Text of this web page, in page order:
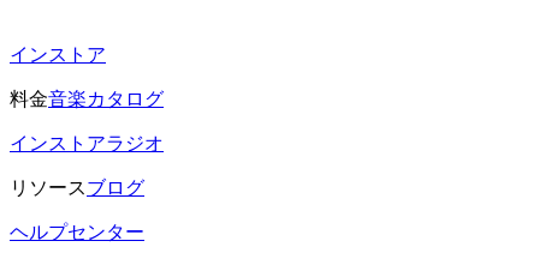
インストア
料金音楽カタログ
インストアラジオ
リソースブログ
ヘルプセンター